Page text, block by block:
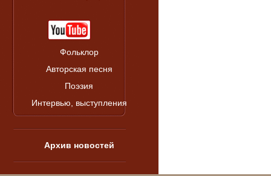
Фольклор
Авторская песня
Поэзия
Интервью, выступления
Архив новостей